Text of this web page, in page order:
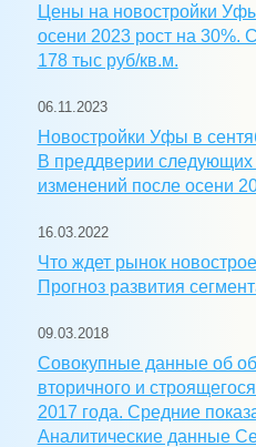
Цены на новостройки
осени 2023 рост на 30%.
178 тыс руб/кв.м.
06.11.2023
Новостройки Уфы в
В преддверии следующих
изменений после осени
16.03.2022
Что ждет рынок
Прогноз развития
09.03.2018
Совокупные данные об
вторичного и
2017 года. Средние
Аналитические данные